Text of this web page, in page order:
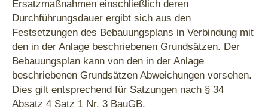
Ersatzmaßnahmen einschließlich deren
Durchführungsdauer ergibt sich aus den
Festsetzungen des Bebauungsplans in Verbindung mit
den in der Anlage beschriebenen Grundsätzen. Der
Bebauungsplan kann von den in der Anlage
beschriebenen Grundsätzen Abweichungen vorsehen.
Dies gilt entsprechend für Satzungen nach § 34
Absatz 4 Satz 1 Nr. 3 BauGB.